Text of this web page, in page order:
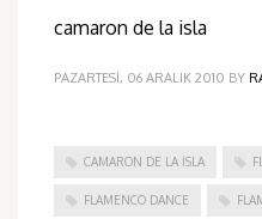
camaron de la isla
PAZARTESI, 06 ARALIK 2010 BY
CAMARON DE LA ISLA
FLAMENCO DANCE